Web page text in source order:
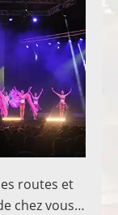
routes et
chez vous…